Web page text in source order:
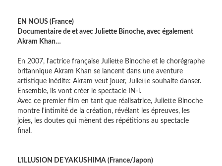
EN NOUS (France)
Documentaire de et avec Juliette Binoche, avec également
Akram Khan…
En 2007, l'actrice française Juliette Binoche et le chorégraphe
britannique Akram Khan se lancent dans une aventure
artistique inédite: Akram veut jouer, Juliette souhaite danser.
Ensemble, ils vont créer le spectacle IN-l.
Avec ce premier film en tant que réalisatrice, Juliette Binoche
montre l'intimité de la création, révélant les épreuves, les
joies, les doutes qui mènent des répétitions au spectacle
final.
L’ILLUSION DE YAKUSHIMA (France/Japon)